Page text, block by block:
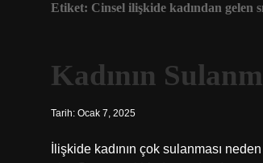
Etiket: Cinsel ilişkide kadından gelen
Kadının
Tarih: Ocak 7, 2025
İlişkide kadının çok sulanması